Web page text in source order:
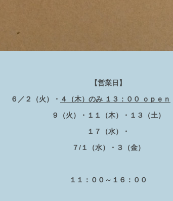
【営業日】
６／２（火）・ ４（木）のみ １３：００ ｏｐｅｎ
９（火）・１１（木）・１３（土）
１７（水）・
７/１（水）・３（金）
１１：００～１６：００